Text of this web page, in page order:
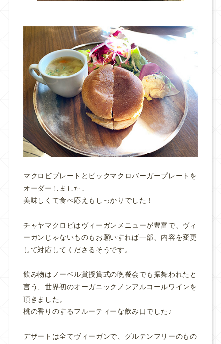
マクロビプレートとビックマクロバーガープレートを
オーダーしました。
美味しくて食べ応えもしっかりでした！
チャヤマクロビはヴィーガンメニューが豊富で、ヴィ
ーガンじゃないものもお願いすれば一部、内容を変更
して対応してくださるそうです。
飲み物はノーベル賞授賞式の晩餐会でも振舞われたと
言う、世界初のオーガニックノンアルコールワインを
頂きました。
桃の香りのするフルーティーな飲み口でした♪
デザートは全てヴィーガンで、グルテンフリーのもの